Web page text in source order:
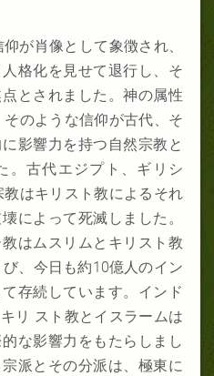
が肖像として象徴され、
格化を見せて退行し、そ
とされました。神の属性
のような信仰が古代、そ
影響力を持つ自然宗教と
。古代エジプト、ギリシ
はキリスト教によるそれ
によって死滅しました。
はムスリムとキリスト教
、今日も約10億人のイン
存続しています。インド
リ スト教とイスラームは
な影響力をもたらしまし
派とその分派は、極東に